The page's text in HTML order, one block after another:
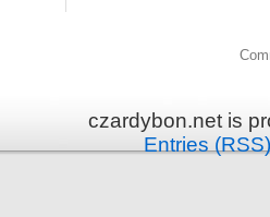
czardybon.net is
Entries (RSS)